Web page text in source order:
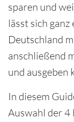
sparen und
lässt sich
Deutschland
anschließend
und ausgeben
In diesem
Auswahl der 4